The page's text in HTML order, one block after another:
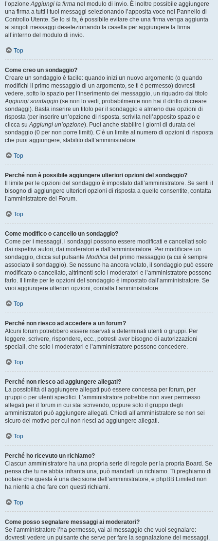
l’opzioneAggiungi la firma nel modulo di invio. È inoltre possibile aggiungere
una firma a tutti i tuoi messaggi selezionando l’apposita voce nel Pannello di
Controllo Utente. Se lo si fa, è possibile evitare che una firma venga aggiunta
ai singoli messaggi deselezionando la casella per aggiungere la firma
all’interno del modulo di invio.
Top
Come creo un sondaggio?
Creare un sondaggio è facile: quando inizi un nuovo argomento (o quando
modifichi il primo messaggio di un argomento, se ti è permesso) dovresti
vedere, sotto lo spazio per l’inserimento del messaggio, un riquadro dal titolo
Aggiungi sondaggio (se non lo vedi, probabilmente non hai il diritto di creare
sondaggi). Basta inserire un titolo per il sondaggio e almeno due opzioni di
risposta (per inserire un’opzione di risposta, scrivila nell’apposito spazio e
clicca suAggiungi un’opzione). Puoi anche stabilire i giorni di durata del
sondaggio (0 per non porre limiti). C’è un limite al numero di opzioni di risposta
che puoi aggiungere, stabilito dall’amministratore.
Top
Perché non è possibile aggiungere ulteriori opzioni del sondaggio?
Il limite per le opzioni del sondaggio è impostato dall’amministratore. Se senti il
bisogno di aggiungere ulteriori opzioni di risposta a quelle consentite, contatta
l’amministratore del Forum.
Top
Come modifico o cancello un sondaggio?
Come per i messaggi, i sondaggi possono essere modificati e cancellati solo
dai rispettivi autori, dai moderatori e dall’amministratore. Per modificare un
sondaggio, clicca sul pulsante Modifica del primo messaggio (a cui è sempre
associato il sondaggio). Se nessuno ha ancora votato, il sondaggio può essere
modificato o cancellato, altrimenti solo i moderatori e l’amministratore possono
farlo. Il limite per le opzioni del sondaggio è impostato dall’amministratore. Se
vuoi aggiungere ulteriori opzioni, contatta l’amministratore.
Top
Perché non riesco ad accedere a un forum?
Alcuni forum potrebbero essere riservati a determinati utenti o gruppi. Per
leggere, scrivere, rispondere, ecc., potresti aver bisogno di autorizzazioni
speciali, che solo i moderatori e l’amministratore possono concedere.
Top
Perché non riesco ad aggiungere allegati?
La possibilità di aggiungere allegati può essere concessa per forum, per
gruppi o per utenti specifici. L’amministratore potrebbe non aver permesso
allegati per il forum in cui stai scrivendo, oppure solo il gruppo degli
amministratori può aggiungere allegati. Chiedi all’amministratore se non sei
sicuro del motivo per cui non riesci ad aggiungere allegati.
Top
Perché ho ricevuto un richiamo?
Ciascun amministratore ha una propria serie di regole per la propria Board. Se
pensa che tu ne abbia infranta una, può mandarti un richiamo. Ti preghiamo di
notare che questa è una decisione dell’amministratore, e phpBB Limited non
ha niente a che fare con questi richiami.
Top
Come posso segnalare messaggi ai moderatori?
Se l’amministratore l’ha permesso, vai al messaggio che vuoi segnalare:
dovresti vedere un pulsante che serve per fare la segnalazione dei messaggi.